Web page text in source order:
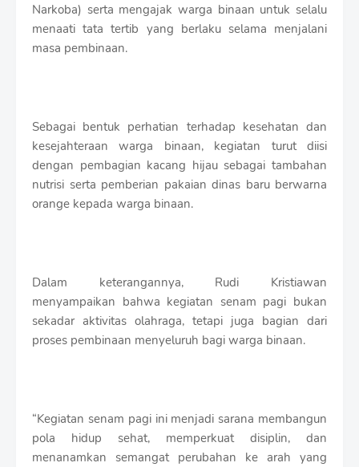
Narkoba) serta mengajak warga binaan untuk selalu
menaati tata tertib yang berlaku selama menjalani
masa pembinaan.
Sebagai bentuk perhatian terhadap kesehatan dan
kesejahteraan warga binaan, kegiatan turut diisi
dengan pembagian kacang hijau sebagai tambahan
nutrisi serta pemberian pakaian dinas baru berwarna
orange kepada warga binaan.
Dalam keterangannya, Rudi Kristiawan
menyampaikan bahwa kegiatan senam pagi bukan
sekadar aktivitas olahraga, tetapi juga bagian dari
proses pembinaan menyeluruh bagi warga binaan.
“Kegiatan senam pagi ini menjadi sarana membangun
pola hidup sehat, memperkuat disiplin, dan
menanamkan semangat perubahan ke arah yang